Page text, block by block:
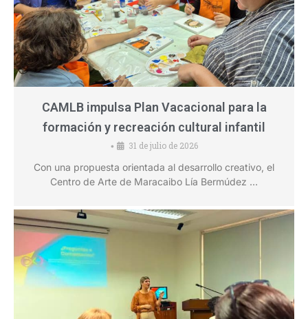
CAMLB impulsa Plan Vacacional para la
formación y recreación cultural infantil
• 31 de julio de 2026
Con una propuesta orientada al desarrollo creativo, el
Centro de Arte de Maracaibo Lía Bermúdez …